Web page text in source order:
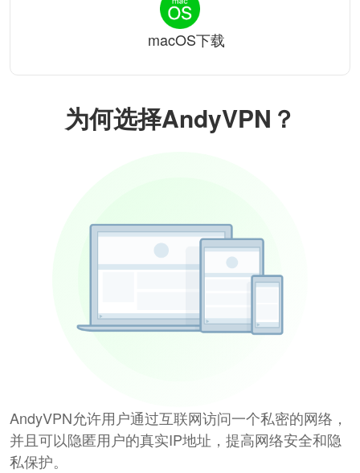
为何选择AndyVPN？
AndyVPN允许用户通过互联网访问一个私密的网络，
并且可以隐匿用户的真实IP地址，提高网络安全和隐
私保护。
macOS下载